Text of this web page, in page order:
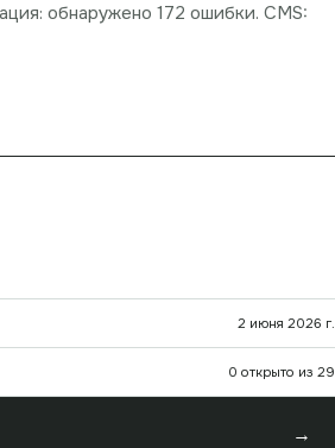
обнаружено 172 ошибки. CMS:
2 июня 2026 г.
0 открыто из 29
→